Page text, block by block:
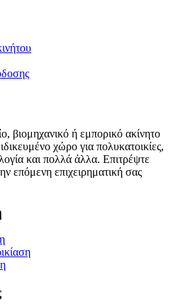
βιομηχανικό ή εμπορικό ακίνητο
χώρο για πολυκατοικίες,
και πολλά άλλα. Επιτρέψτε
επόμενη επιχειρηματική σας